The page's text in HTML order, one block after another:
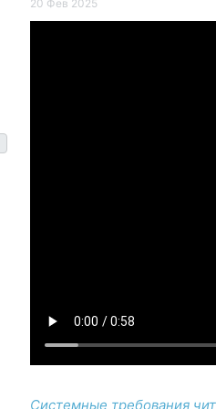
20 Фев 2025
Системные требования